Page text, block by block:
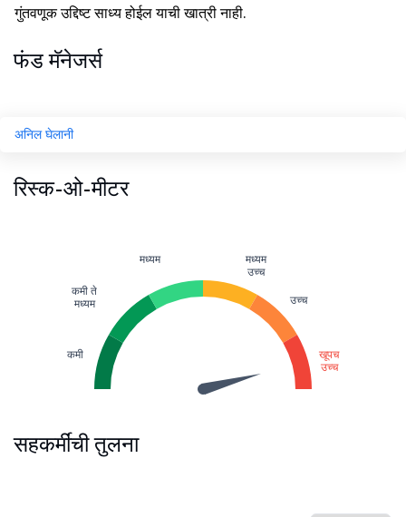
गुंतवणूक उद्दिष्ट साध्य होईल याची खात्री नाही.
फंड मॅनेजर्स
अनिल घेलानी
रिस्क-ओ-मीटर
कमी
कमी ते
मध्यम
मध्यम
मध्यम
उच्च
उच्च
खूपच
उच्च
सहकर्मींची तुलना